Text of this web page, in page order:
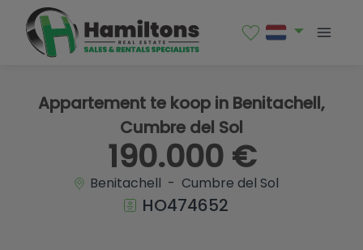
Appartement te koop in Benitachell,
Cumbre del Sol
190.000 €
Benitachell - Cumbre del Sol
HO474652
1 / 16